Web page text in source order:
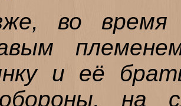
во
и её
на